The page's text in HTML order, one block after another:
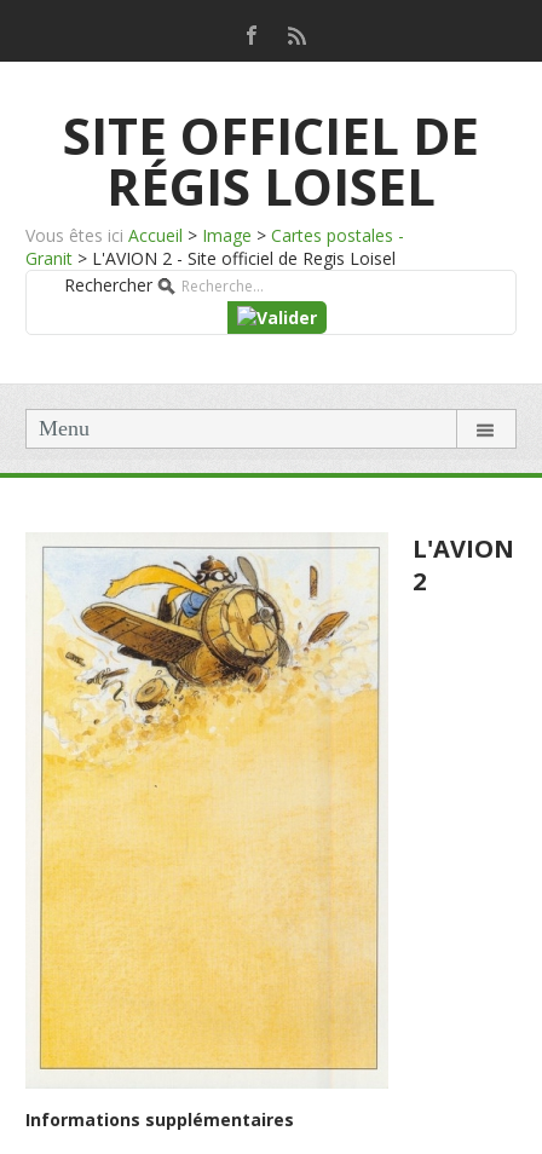
SITE OFFICIEL DE
RÉGIS LOISEL
Vous êtes ici Accueil > Image > Cartes postales -
Granit > L'AVION 2 - Site officiel de Regis Loisel
Rechercher
Menu
L'AVION
2
Informations supplémentaires